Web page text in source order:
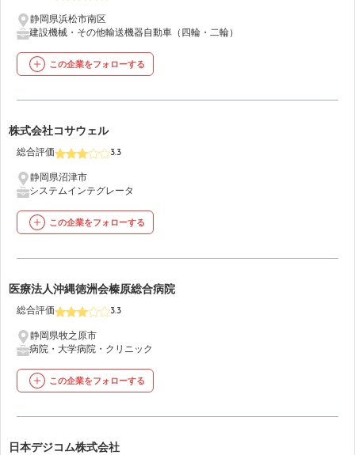
静岡県浜松市南区
建設機械・その他輸送機器自動車（四輪・二輪）
この企業をフォローする
12
株式会社コサウェル
総合評価 3.3
静岡県沼津市
システムインテグレータ
この企業をフォローする
13
医療法人沖縄徳洲会榛原総合病院
総合評価 3.3
静岡県牧之原市
病院・大学病院・クリニック
この企業をフォローする
14日本デジコム株式会社